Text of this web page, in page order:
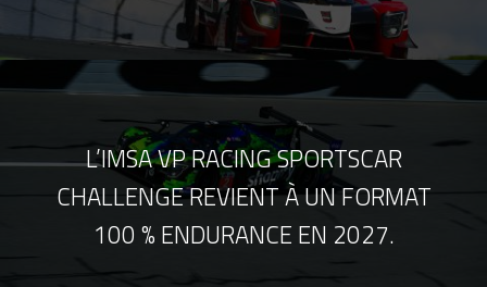
L’IMSA VP RACING SPORTSCAR
CHALLENGE REVIENT À UN FORMAT
100 % ENDURANCE EN 2027.